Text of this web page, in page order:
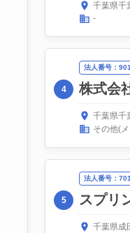
千葉県千
-
4
法人番号：
株式会
千葉県千
その他(
5
法人番号：
スプリ
千葉県成